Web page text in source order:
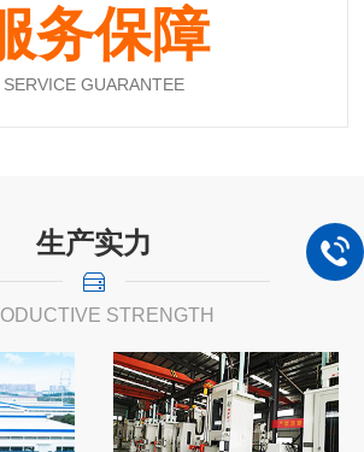
务保障
SERVICE GUARANTEE
生产实力
STRENGTH